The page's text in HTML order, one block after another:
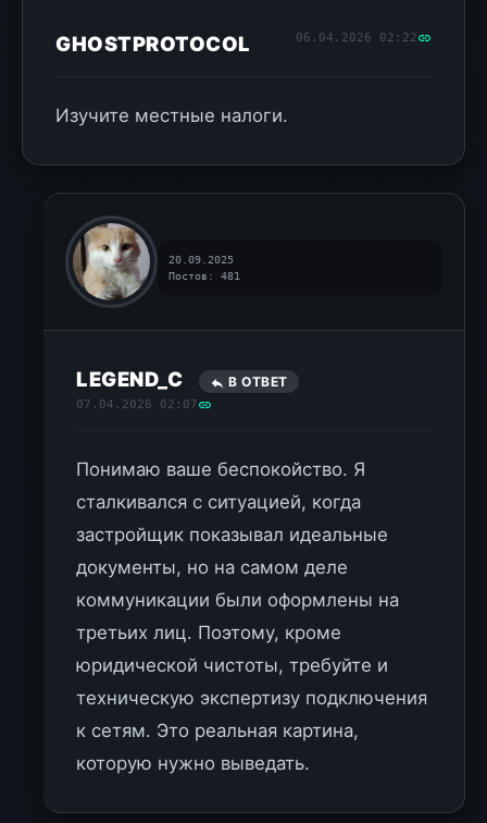
GHOSTPROTOCOL 06.04.2026 02:22
Изучите местные налоги.
20.09.2025
Постов: 481
LEGEND_C В ОТВЕТ
07.04.2026 02:07
Понимаю ваше беспокойство. Я
сталкивался с ситуацией, когда
застройщик показывал идеальные
документы, но на самом деле
коммуникации были оформлены на
третьих лиц. Поэтому, кроме
юридической чистоты, требуйте и
техническую экспертизу подключения
к сетям. Это реальная картина,
которую нужно выведать.